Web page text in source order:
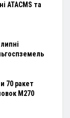
ATACMS та
70 ракет
M270